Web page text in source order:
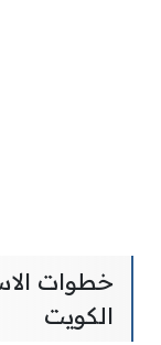
خطوات
الكويت